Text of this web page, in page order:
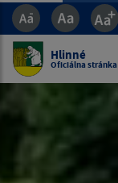
Hlinné
Oficiálna stránka